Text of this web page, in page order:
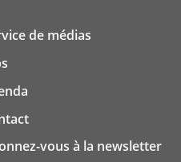
de médias
vous à la newsletter